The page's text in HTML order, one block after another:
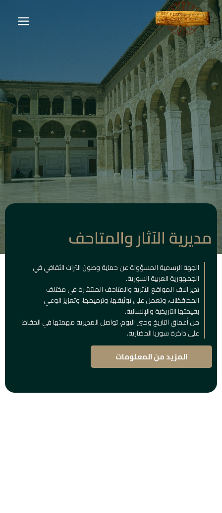
سوريا… مهد الحضارات
أرضٌ تنبض بالحضارة منذ الأزل، كتبت فصول التاريخ الأولى،
ووهبت العالم أبجديته الأولى، وفنونه، وأديانه
مديرية الآثار والمتاحف
الجهة الرسمية المسؤولة عن حماية وصون التراث الثقافي في
الجمهورية العربية السورية.
تدير آلاف المواقع الأثرية والمتاحف المنتشرة في مختلف
المحافظات، وتعمل على توثيقها، وترميمها، وتعزيز الوعي
بقيمتها التاريخية والإنسانية.
من أعماق التاريخ وحتى اليوم، تواصل المديرية مهمتها في الحفاظ
على ذاكرة سوريا الحضارية.
المزيد من المعلومات